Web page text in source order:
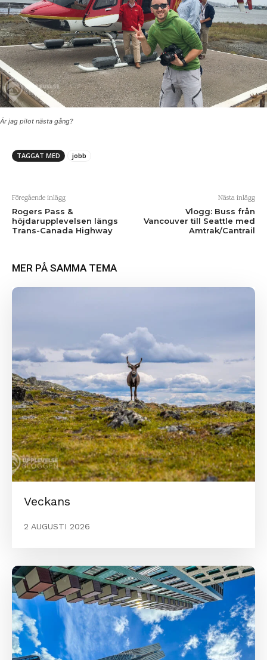
Är jag pilot nästa gång?
TAGGAT MED jobb
Föregående inlägg
Rogers Pass &
höjdarupplevelsen längs
Trans-Canada Highway
Nästa inlägg
Vlogg: Buss från
Vancouver till Seattle med
Amtrak/Cantrail
MER PÅ SAMMA TEMA
Veckans
2 AUGUSTI 2026